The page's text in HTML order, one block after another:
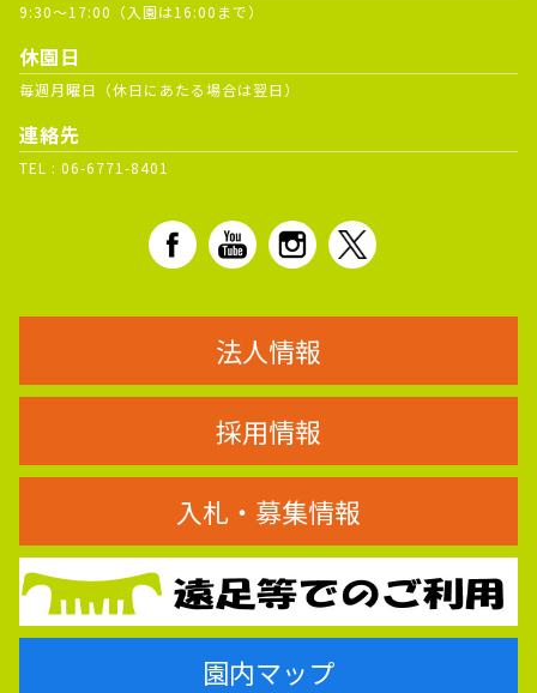
9:30～17:00（入園は16:00まで）
休園日
毎週月曜日（休日にあたる場合は翌日）
連絡先
TEL : 06-6771-8401
法人情報
採用情報
入札・募集情報
園内マップ